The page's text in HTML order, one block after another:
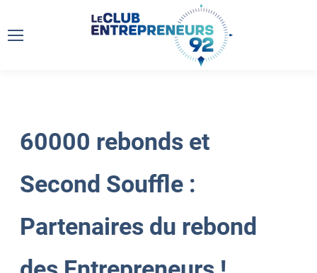
60000 rebonds et
Second Souffle :
Partenaires du rebond